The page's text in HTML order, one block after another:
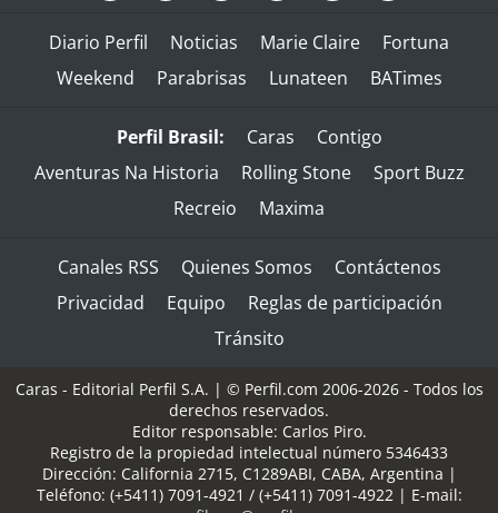
Diario Perfil Noticias Marie Claire
Fortuna
Weekend
Parabrisas Lunateen BATimes
Perfil Brasil: Caras
Contigo
Aventuras Na Historia
Rolling Stone
Sport Buzz
Recreio
Maxima
Canales RSS Quienes Somos
Contáctenos
Privacidad
Equipo
Reglas de participación
Tránsito
Caras - Editorial Perfil S.A. | © Perfil.com 2006-2026 - Todos los
derechos reservados.
Editor responsable: Carlos Piro.
Registro de la propiedad intelectual número 5346433
Dirección: California 2715, C1289ABI, CABA, Argentina |
Teléfono: (+5411) 7091-4921 / (+5411) 7091-4922| E-mail: